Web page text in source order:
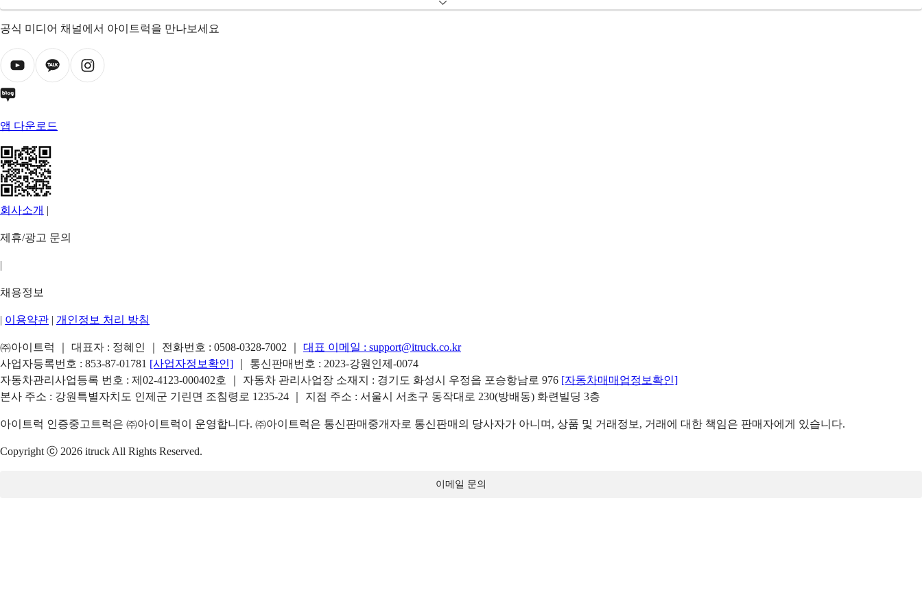
공식 미디어 채널에서 아이트럭을 만나보세요
앱 다운로드
회사소개 |
제휴/광고 문의
|
채용정보
| 이용약관 | 개인정보 처리 방침
㈜아이트럭 ｜ 대표자 : 정혜인 ｜ 전화번호 : 0508-0328-7002 대표 이메일 : support@itruck.co.kr
사업자등록번호 : 853-87-01781 [사업자정보확인]
｜ 통신판매번호 : 2023-강원인제-0074
자동차관리사업등록 번호 : 제02-4123-000402호 ｜ 자동차 관리사업장 소재지 : 경기도 화성시 우정읍 포승항남로 976 [자동차매매업정보확인]
본사 주소 : 강원특별자치도 인제군 기린면 조침령로 1235-24 ｜ 지점 주소 : 서울시 서초구 동작대로 230(방배동) 화련빌딩 3층
아이트럭 인증중고트럭은 ㈜아이트럭이 운영합니다. ㈜아이트럭은 통신판매중개자로 통신판매의 당사자가 아니며, 상품 및 거래정보, 거래에 대한 책임은 판매자에게 있습니다.
Copyright ⓒ 2026 itruck All Rights Reserved.
이메일 문의